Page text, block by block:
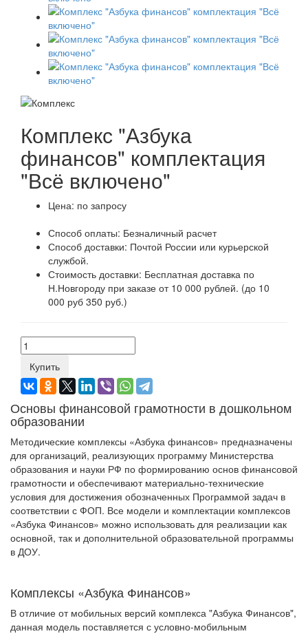
Комплекс "Азбука
финансов" комплектация
"Всё включено"
Цена: по запросу
Способ оплаты: Безналичный расчет
Способ доставки: Почтой России или курьерской
службой.
Стоимость доставки: Бесплатная доставка по
Н.Новгороду при заказе от 10 000 рублей. (до 10
000 руб 350 руб.)
Купить
Основы финансовой грамотности в дошкольном
образовании
Методические комплексы «Азбука финансов» предназначены
для организаций, реализующих программу Министерства
образования и науки РФ по формированию основ финансовой
грамотности и обеспечивают материально-технические
условия для достижения обозначенных Программой задач в
соответствии с ФОП. Все модели и комплектации комплексов
«Азбука Финансов» можно использовать для реализации как
основной, так и дополнительной образовательной программы
в ДОУ.
Комплексы «Азбука Финансов»
В отличие от мобильных версий комплекса "Азбука Финансов",
данная модель поставляется с условно-мобильным